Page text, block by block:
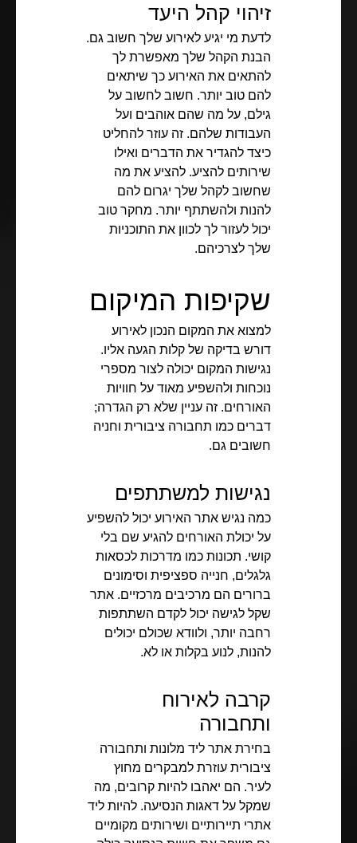
זיהוי קהל היעד
לדעת מי יגיע לאירוע שלך חשוב גם.
הבנת הקהל שלך מאפשרת לך
להתאים את האירוע כך שיתאים
להם טוב יותר. חשוב לחשוב על
גילם, על מה שהם אוהבים ועל
העבודות שלהם. זה עוזר להחליט
כיצד להגדיר את הדברים ואילו
שירותים להציע. להציע את מה
שחשוב לקהל שלך יגרום להם
להנות ולהשתתף יותר. מחקר טוב
יכול לעזור לך לכוון את התוכניות
שלך לצרכיהם.
שקיפות המיקום
למצוא את המקום הנכון לאירוע
דורש בדיקה של קלות הגעה אליו.
נגישות המקום יכולה לצור מספרי
נוכחות ולהשפיע מאוד על חוויות
האורחים. זה עניין שלא רק הגדרה;
דברים כמו תחבורה ציבורית וחניה
חשובים גם.
נגישות למשתתפים
כמה נגיש אתר האירוע יכול להשפיע
על יכולת האורחים להגיע שם בלי
קושי. תכונות כמו מדרכות לכסאות
גלגלים, חנייה ספציפית וסימונים
ברורים הם מרכיבים מרכזיים. אתר
שקל לגישה יכול לקדם השתתפות
רחבה יותר, ולוודא שכולם יכולים
להנות, לנוע בקלות או לא.
קרבה לאירוח
ותחבורה
בחירת אתר ליד מלונות ותחבורה
ציבורית עוזרת למבקרים מחוץ
לעיר. הם יאהבו להיות קרובים, מה
שמקל על דאגות הנסיעה. להיות ליד
אתרי תיירותיים ושירותים מקומיים